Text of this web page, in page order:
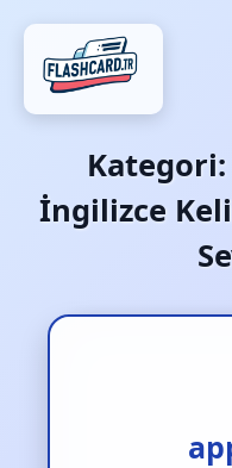
Kategori:
İngilizce